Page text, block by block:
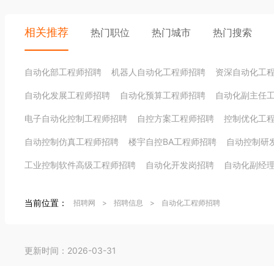
相关推荐 热门职位 热门城市 热门搜索
自动化部工程师招聘 机器人自动化工程师招聘 资深自动化工
自动化发展工程师招聘 自动化预算工程师招聘 自动化副主任
电子自动化控制工程师招聘 自控方案工程师招聘 控制优化工
自动控制仿真工程师招聘 楼宇自控BA工程师招聘 自动控制研
工业控制软件高级工程师招聘 自动化开发岗招聘 自动化副经
当前位置： 招聘网 > 招聘信息 > 自动化工程师招聘
更新时间：2026-03-31